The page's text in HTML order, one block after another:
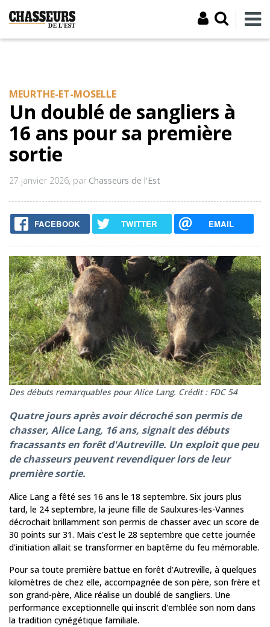
MEURTHE-ET-MOSELLE
Un doublé de sangliers à
16 ans pour sa première
sortie
27 janvier 2026, par Chasseurs de l'Est
FACEBOOK TWITTER EMAIL
Des débuts remarquables pour Alice Lang. Crédit : FDC 54
Quatre jours après avoir décroché son permis de
chasser, Alice Lang, 16 ans, signait des débuts
fracassants en forêt d'Autreville. Un exploit que peu
de chasseurs peuvent revendiquer lors de leur
première sortie.
Alice Lang a fêté ses 16 ans le 18 septembre. Six jours plus
tard, le 24 septembre, la jeune fille de Saulxures-les-Vannes
décrochait brillamment son permis de chasser avec un score de
30 points sur 31. Mais c'est le 28 septembre que cette journée
d'initiation allait se transformer en baptême du feu mémorable.
Pour sa toute première battue en forêt d'Autreville, à quelques
kilomètres de chez elle, accompagnée de son père, son frère et
son grand-père, Alice réalise un doublé de sangliers. Une
performance exceptionnelle qui inscrit d'emblée son nom dans
la tradition cynégétique familiale.